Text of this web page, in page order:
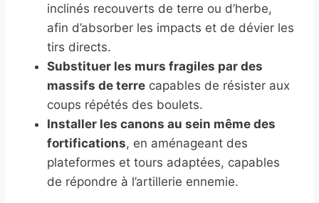
inclinés recouverts de terre ou d’herbe,
afin d’absorber les impacts et de dévier les
tirs directs.
Substituer les murs fragiles par des
massifs de terre capables de résister aux
coups répétés des boulets.
Installer les canons au sein même des
fortifications, en aménageant des
plateformes et tours adaptées, capables
de répondre à l’artillerie ennemie.